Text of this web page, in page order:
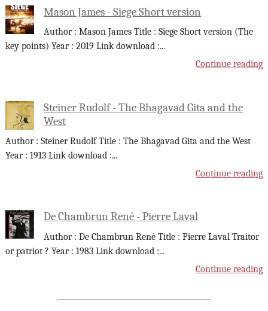
Mason James - Siege Short version
Author : Mason James Title : Siege Short version (The
key points) Year : 2019 Link download :...
Continue reading
Steiner Rudolf - The Bhagavad Gita and the
West
Author : Steiner Rudolf Title : The Bhagavad Gita and the West
Year : 1913 Link download :...
Continue reading
De Chambrun René - Pierre Laval
Author : De Chambrun René Title : Pierre Laval Traitor
or patriot ? Year : 1983 Link download :...
Continue reading